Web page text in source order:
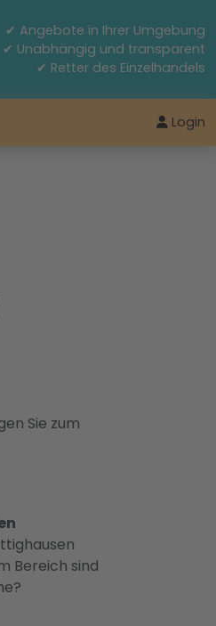
✔ Angebote in Ihrer Umgebung
✔ Unabhängig und transparent
✔ Retter des Einzelhandels
Login
Sie zum
Bereich sind